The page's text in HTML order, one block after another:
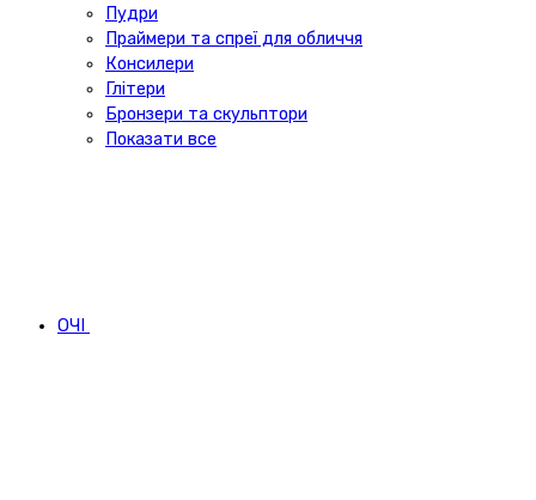
Пудри
Праймери та спреї для обличчя
Консилери
Глітери
Бронзери та скульптори
Показати все
ОЧІ